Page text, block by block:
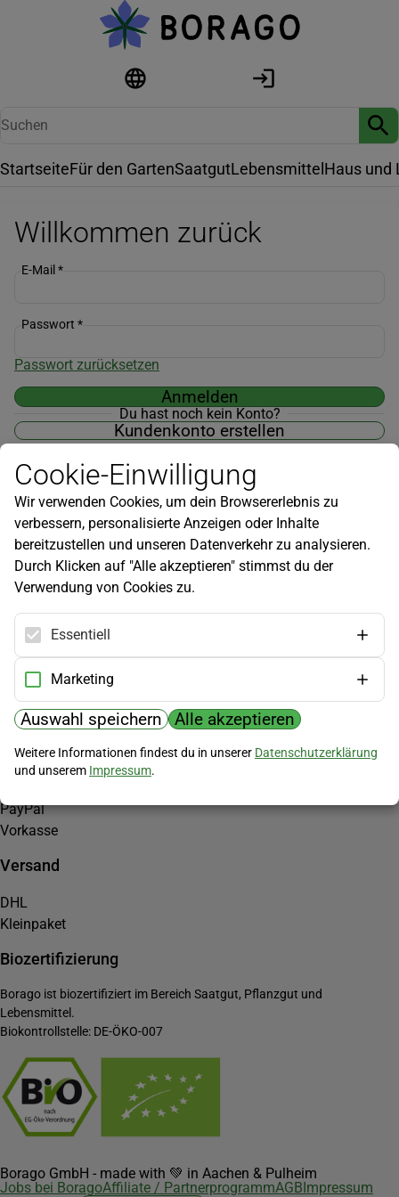
StartseiteFür den GartenSaatgutLebensmittel Haus und
Willkommen zurück
E-Mail *
Passwort *
Passwort zurücksetzen
Anmelden
Du hast noch kein Konto?
Kundenkonto erstellen
Newsletter
Infos zu neuen Produkten, Gartentipps und mehr findest du in
unserem Newsletter!
Jetzt anmelden
Hilfe
Kundenservice
Widerrufsbelehrung
Zahlungsmöglichkeiten
PayPal
Vorkasse
Versand
DHL
Kleinpaket
Biozertifizierung
Borago ist biozertifiziert im Bereich Saatgut, Pflanzgut und
Lebensmittel.
Biokontrollstelle: DE-ÖKO-007
Borago GmbH - made with 💚 in Aachen & Pulheim
Jobs bei BoragoAffiliate / PartnerprogrammAGB Impressum
Cookie-Einwilligung
Wir verwenden Cookies, um dein Browsererlebnis zu
verbessern, personalisierte Anzeigen oder Inhalte
bereitzustellen und unseren Datenverkehr zu analysieren.
Durch Klicken auf "Alle akzeptieren" stimmst du der
Verwendung von Cookies zu.
Essentiell
Marketing
Auswahl speichern Alle akzeptieren
Weitere Informationen findest du in unserer Datenschutzerklärung
und unserem Impressum.